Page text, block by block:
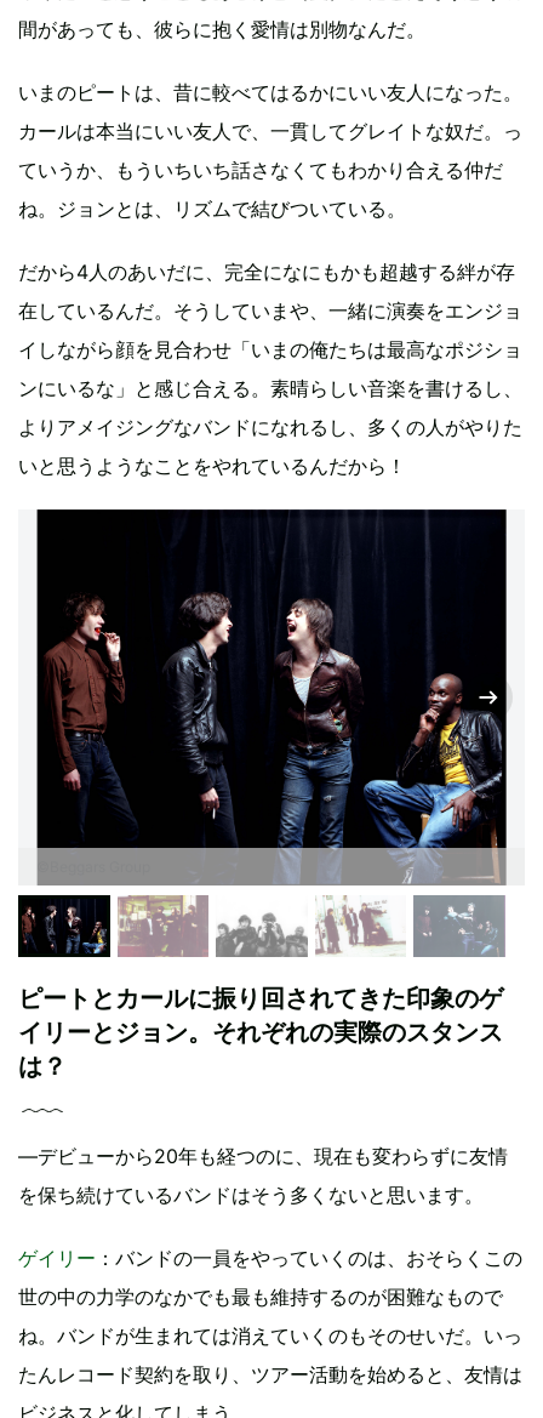
間があっても、彼らに抱く愛情は別物なんだ。
いまのピートは、昔に較べてはるかにいい友人になった。
カールは本当にいい友人で、一貫してグレイトな奴だ。っ
ていうか、もういちいち話さなくてもわかり合える仲だ
ね。ジョンとは、リズムで結びついている。
だから4人のあいだに、完全になにもかも超越する絆が存
在しているんだ。そうしていまや、一緒に演奏をエンジョ
イしながら顔を見合わせ「いまの俺たちは最高なポジショ
ンにいるな」と感じ合える。素晴らしい音楽を書けるし、
よりアメイジングなバンドになれるし、多くの人がやりた
いと思うようなことをやれているんだから！
ピートとカールに振り回されてきた印象のゲ
イリーとジョン。それぞれの実際のスタンス
は？
―デビューから20年も経つのに、現在も変わらずに友情
を保ち続けているバンドはそう多くないと思います。
ゲイリー ：バンドの一員をやっていくのは、おそらくこの
世の中の力学のなかでも最も維持するのが困難なもので
ね。バンドが生まれては消えていくのもそのせいだ。いっ
たんレコード契約を取り、ツアー活動を始めると、友情は
ビジネスと化してしまう。